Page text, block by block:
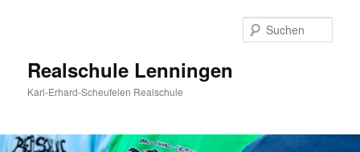
Realschule Lenningen
Karl-Erhard-Scheufelen Realschule